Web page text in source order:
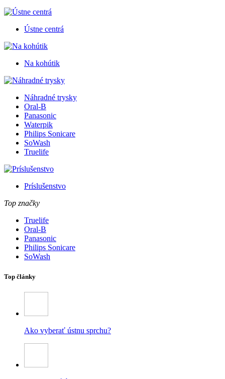
Ústne centrá
Na kohútik
Náhradné trysky
Oral-B
Panasonic
Waterpik
Philips Sonicare
SoWash
Truelife
Príslušenstvo
Top značky
Truelife
Oral-B
Panasonic
Philips Sonicare
SoWash
Top články
Ako vyberať ústnu sprchu?